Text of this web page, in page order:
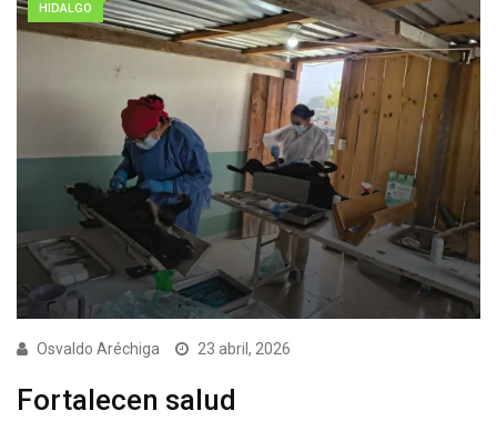
HIDALGO
Osvaldo Aréchiga 23 abril, 2026
Fortalecen salud